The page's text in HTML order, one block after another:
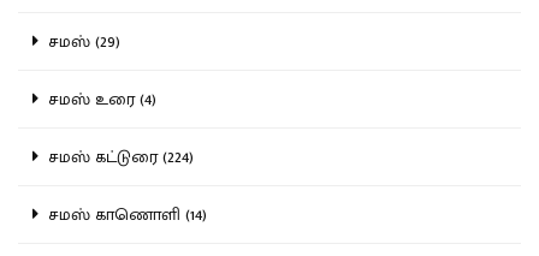
சமஸ் (29)
சமஸ் உரை (4)
சமஸ் கட்டுரை (224)
சமஸ் காணொளி (14)